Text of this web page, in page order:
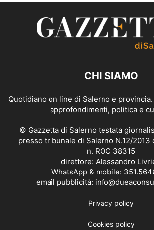
CHI SIAMO
Quotidiano on line di Salerno e
approfondimenti, politica e
© Gazzetta di Salerno testata
presso tribunale di Salerno N.12/2013
n. ROC 38315
direttore: Alessandro
WhatsApp & mobile:
email pubblicità:
Privacy policy
Cookies policy